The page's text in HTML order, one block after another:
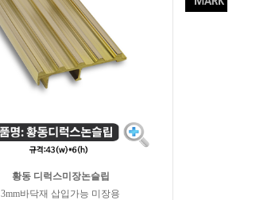
황동 디럭스미장논슬립
3mm바닥재 삽입가능 미장용